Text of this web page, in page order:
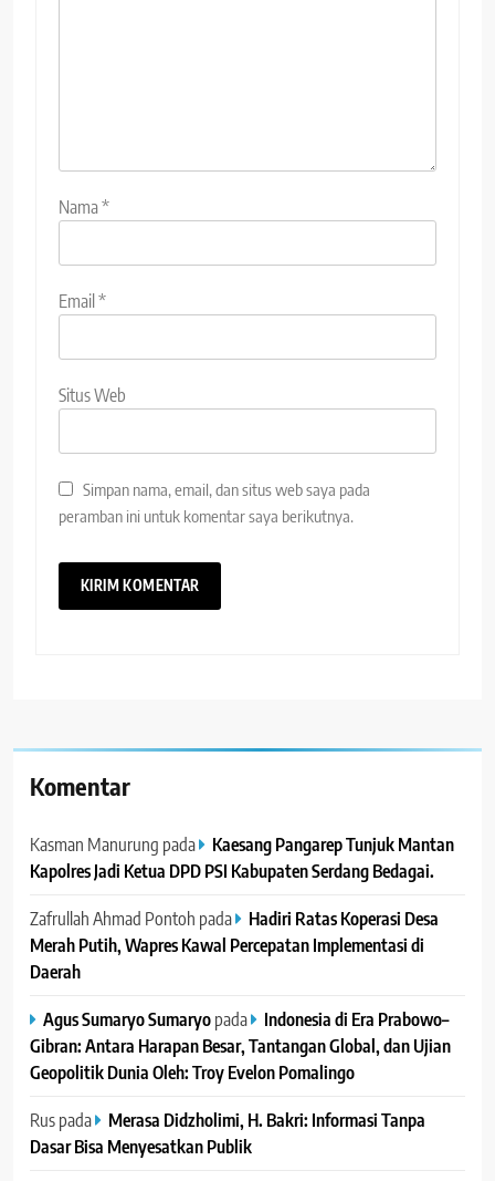
Nama*
Email *
Situs Web
Simpan nama, email, dan situs web saya pada
peramban ini untuk komentar saya berikutnya.
Komentar
Kasman Manurung pada
Kaesang Pangarep Tunjuk Mantan
Kapolres Jadi Ketua DPD PSI Kabupaten Serdang Bedagai. ‎ ‎
Zafrullah Ahmad Pontoh pada
Hadiri Ratas Koperasi Desa
Merah Putih, Wapres Kawal Percepatan Implementasi di
Daerah
Agus Sumaryo Sumaryopada
Indonesia di Era Prabowo–
Gibran: Antara Harapan Besar, Tantangan Global, dan Ujian
Geopolitik Dunia Oleh: Troy Evelon Pomalingo
Ruspada
Merasa Didzholimi, H. Bakri: Informasi Tanpa
Dasar Bisa Menyesatkan Publik